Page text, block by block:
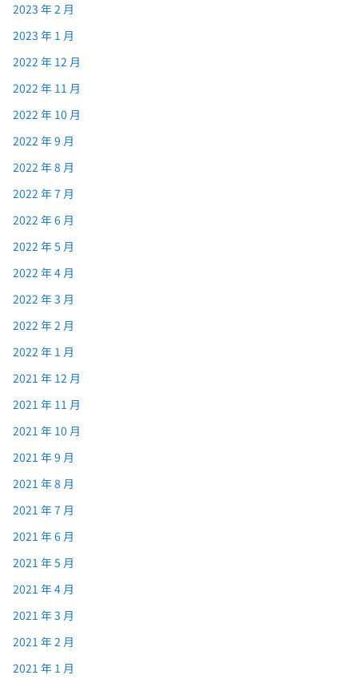
2023 年 2 月
2023 年 1 月
2022 年 12 月
2022 年 11 月
2022 年 10 月
2022 年 9 月
2022 年 8 月
2022 年 7 月
2022 年 6 月
2022 年 5 月
2022 年 4 月
2022 年 3 月
2022 年 2 月
2022 年 1 月
2021 年 12 月
2021 年 11 月
2021 年 10 月
2021 年 9 月
2021 年 8 月
2021 年 7 月
2021 年 6 月
2021 年 5 月
2021 年 4 月
2021 年 3 月
2021 年 2 月
2021 年 1 月